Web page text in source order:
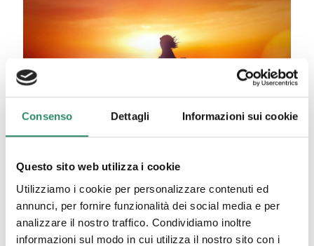
Consenso Dettagli Informazioni sui cookie
Questo sito web utilizza i cookie
Utilizziamo i cookie per personalizzare contenuti ed
annunci, per fornire funzionalità dei social media e per
analizzare il nostro traffico. Condividiamo inoltre
informazioni sul modo in cui utilizza il nostro sito con i
Rabbia
Ti immagino fiera, bella, consapevole e audace.